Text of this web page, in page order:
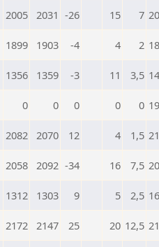
2005 2031 -26 15 7
1899 1903 -4 4 2
1356 1359 -3 11 3,5
0 0 0 0 0
2082 2070 12 4 1,5
2058 2092 -34 16 7,5
1312 1303 9 5 2,5
2172 2147 25 20 12,5